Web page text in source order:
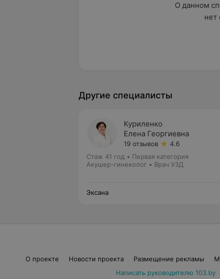
О данном
нет
Другие специалисты
Куриленко
Елена Георгиевна
19 отзывов
4.6
Стаж 41 год • Первая категория
Акушер-гинеколог • Врач УЗД
Эксана
О проекте Новости проекта Размещение рекламы
Написать руководителю 103.by